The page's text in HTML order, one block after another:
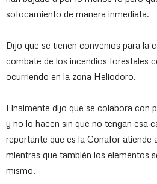
sofocamiento de manera inmediata.
Dijo que se tienen convenios para la
combate de los incendios forestales
ocurriendo en la zona Heliodoro.
Finalmente dijo que se colabora con
y no lo hacen sin que no tengan esa
reportante que es la Conafor atiende
mientras que también los elementos
mismo.